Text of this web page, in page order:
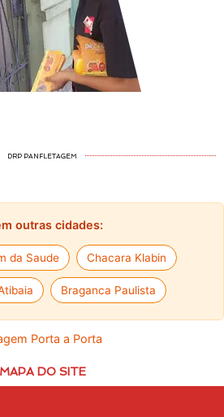
DRP PANFLETAGEM
outras cidades:
da Saude Chacara Klabin
Braganca Paulista
Porta a Porta
MAPA DO SITE